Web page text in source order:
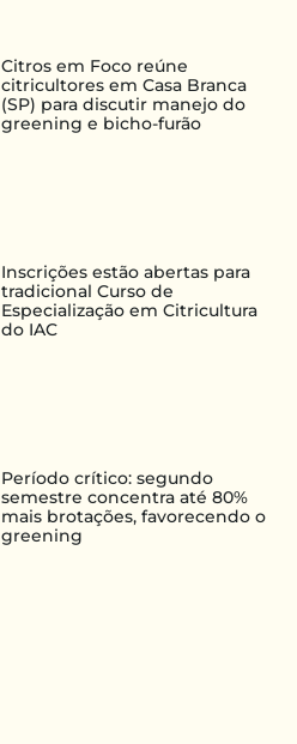
Citros em Foco reúne
citricultores em Casa Branca
(SP) para discutir manejo do
greening e bicho-furão
Inscrições estão abertas para
tradicional Curso de
Especialização em Citricultura
do IAC
Período crítico: segundo
semestre concentra até 80%
mais brotações, favorecendo o
greening